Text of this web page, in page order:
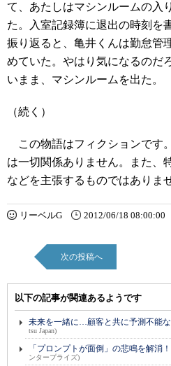
て、あたしはマシンルームの入
た。入室記録簿に退出の時刻を
振り返ると、亀井くんは勤怠管
めていた。やはり気になるのだ
いまま、マシンルームを出た。
（続く）
この物語はフィクションです
は一切関係ありません。また、
などを主張するものではありま
リーベルG 2012/06/18 08:00:00
次の投稿へ
以下の記事が関連あるようです
未来を一緒に…顧客と共に予測不能
tsu Japan)
「プロンプトが面倒」の悲鳴を解
ンタープライズ)